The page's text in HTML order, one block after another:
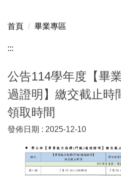
首頁 畢業專區
:::
公告114學年度【畢
過證明】繳交截止時
領取時間
發佈日期 : 2025-12-10